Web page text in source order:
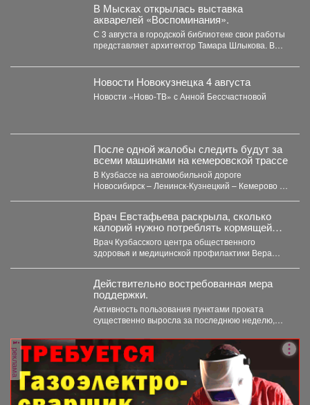
В Мысках открылась выставка
акварелей «Воспоминания».
С 3 августа в городской библиотеке свои работы
представляет архитектор Тамара Шлыкова. В
Новости Новокузнецка 4 августа
Новости «Ново-ТВ» с Анной Бессчастновой
После одной жалобы следить будут за
всеми машинами на кемеровской трассе
В Кузбассе на автомобильной дороге
Новосибирск – Ленинск-Кузнецкий – Кемерово –
Врач Евстафьева раскрыла, сколько
калорий нужно потреблять кормящей
маме
Врач Кузбасского центра общественного
здоровья и медицинской профилактики Вера
Действительно востребованная мера
поддержки.
Активность пользования пунктами проката
существенно выросла за последнюю неделю,
реклама